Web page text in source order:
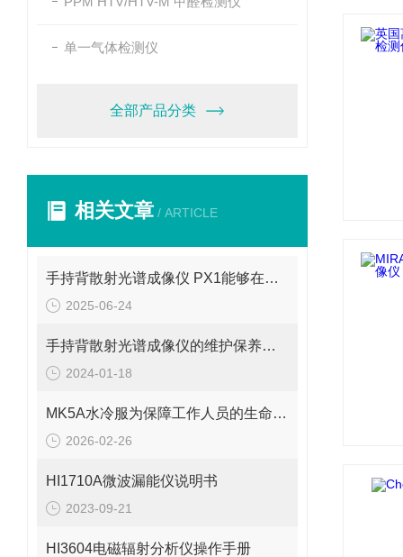
单一气体检测仪
全部产品分类
相关文章 / ARTICLE
手持背散射光谱成像仪 PX1能够在短时间内生成被检测物体的图像
2025-06-24
手持背散射光谱成像仪的维护保养事项
2024-01-18
MK5A水冷服为保障工作人员的生命安全发挥了重要作用
2026-02-26
HI1710A微波漏能仪说明书
2023-09-21
HI3604电磁辐射分析仪操作手册